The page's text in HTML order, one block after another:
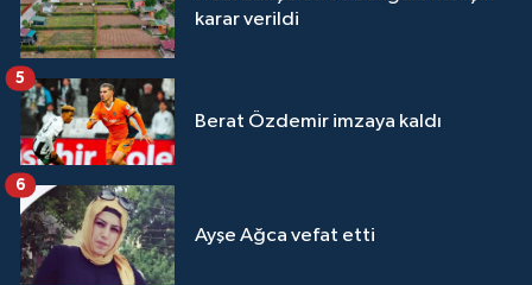
karar verildi
Berat Özdemir imzaya kaldı
5
Ayşe Ağca vefat etti
6